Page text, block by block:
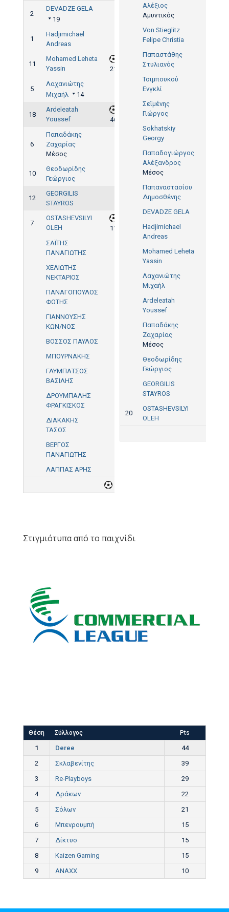
2
DEVADZE GELA
19
1
Hadjimichael
Andreas
11
Mohamed Leheta
Yassin
21'
5
Λαχανιώτης
Μιχαήλ
14
18
Ardeleatah
Youssef
46'
6
Παπαδάκης
Ζαχαρίας
Μέσος
10
Θεοδωρίδης
Γεώργιος
12
GEORGILIS
STAYROS
7
OSTASHEVSILYI
OLEH
11'
ΣΑΪΤΗΣ
ΠΑΝΑΓΙΩΤΗΣ
ΧΕΛΙΩΤΗΣ
ΝΕΚΤΑΡΙΟΣ
ΠΑΝΑΓΟΠΟΥΛΟΣ
ΦΩΤΗΣ
ΓΙΑΝΝΟΥΣΗΣ
ΚΩΝ/ΝΟΣ
ΒΟΣΣΟΣ ΠΑΥΛΟΣ
ΜΠΟΥΡΝΑΚΗΣ
ΓΛΥΜΠΑΤΣΟΣ
ΒΑΣΙΛΗΣ
ΔΡΟΥΜΠΑΛΗΣ
ΦΡΑΓΚΙΣΚΟΣ
ΔΙΑΚΑΚΗΣ
ΤΑΣΟΣ
ΒΕΡΓΟΣ
ΠΑΝΑΓΙΩΤΗΣ
ΛΑΠΠΑΣ ΑΡΗΣ
Αλέξιος
Αμυντικός
Von Stieglitz
Felipe Christia
Παπαστάθης
Στυλιανός
Τσιμπουκού
Ενγκλί
Σεϊμένης
Γιώργος
Sokhatskiy
Georgy
Παπαδογιώργος
Αλέξανδρος
Μέσος
Παπαναστασίου
Δημοσθένης
DEVADZE GELA
Hadjimichael
Andreas
Mohamed Leheta
Yassin
Λαχανιώτης
Μιχαήλ
Ardeleatah
Youssef
Παπαδάκης
Ζαχαρίας
Μέσος
Θεοδωρίδης
Γεώργιος
GEORGILIS
STAYROS
20
OSTASHEVSILYI
OLEH
Στιγμιότυπα από το παιχνίδι
Θέση Σύλλογος Pts
1 Deree
44
2
Σκλαβενίτης
39
3
Re-Playboys
29
4
Δράκων
22
5
Σόλων
21
6
Μπενρουμπή
15
7
Δίκτυο
15
8
Kaizen Gaming
15
9
ANAXX 10